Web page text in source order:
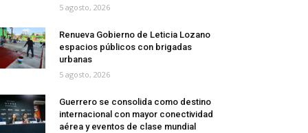
5 agosto, 2026
Renueva Gobierno de Leticia Lozano
espacios públicos con brigadas
urbanas
5 agosto, 2026
Guerrero se consolida como destino
internacional con mayor conectividad
aérea y eventos de clase mundial